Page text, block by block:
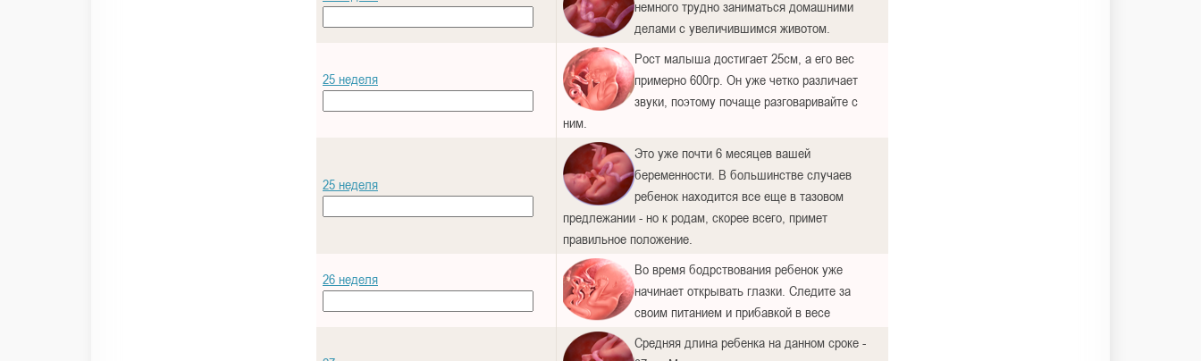
немного трудно заниматься домашними
делами с увеличившимся животом.
25 неделя
Рост малыша достигает 25см, а его вес
примерно 600гр. Он уже четко различает
звуки, поэтому почаще разговаривайте с
ним.
25 неделя
Это уже почти 6 месяцев вашей
беременности. В большинстве случаев
ребенок находится все еще в тазовом
предлежании - но к родам, скорее всего, примет
правильное положение.
26 неделя
Во время бодрствования ребенок уже
начинает открывать глазки. Следите за
своим питанием и прибавкой в весе
Средняя длина ребенка на данном сроке -